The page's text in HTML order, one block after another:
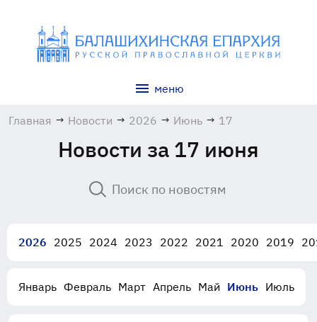
меню
Главная → Новости → 2026 → Июнь → 17
Новости за 17 июня
2026 2025 2024 2023 2022 2021 2020 2019
Январь Февраль Март Апрель Май Июнь Июль